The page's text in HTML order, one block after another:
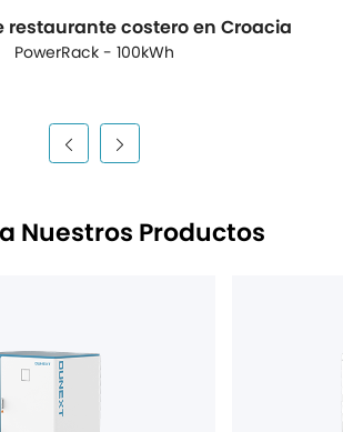
restaurante costero en Croacia
PowerRack - 100kWh
Nuestros Productos